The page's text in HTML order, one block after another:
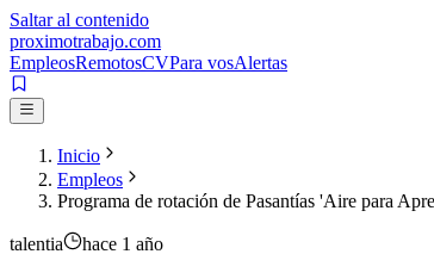
Saltar al contenido
proximotrabajo.com
EmpleosRemotosCVPara vosAlertas
Inicio
Empleos
Programa de rotación de Pasantías 'Aire para
talentia hace 1 año